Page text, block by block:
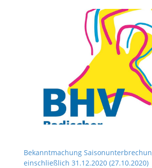
Bekanntmachung
einschließlich 31.12.2020 (27.10.2020)